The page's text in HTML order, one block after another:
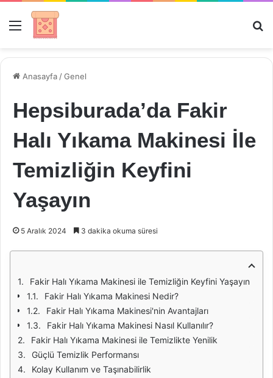
Menü
Anasayfa /Genel
Hepsiburada’da Fakir
Halı Yıkama Makinesi İle
Temizliğin Keyfini
Yaşayın
5 Aralık 2024 3 dakika okuma süresi
Fakir Halı Yıkama Makinesi ile Temizliğin Keyfini Yaşayın
Fakir Halı Yıkama Makinesi Nedir?
Fakir Halı Yıkama Makinesi'nin Avantajları
Fakir Halı Yıkama Makinesi Nasıl Kullanılır?
Fakir Halı Yıkama Makinesi ile Temizlikte Yenilik
Güçlü Temizlik Performansı
Kolay Kullanım ve Taşınabilirlik